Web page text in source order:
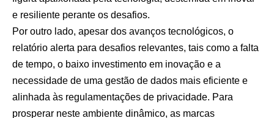
e resiliente perante os desafios.
Por outro lado, apesar dos avanços tecnológicos, o
relatório alerta para desafios relevantes, tais como a falta
de tempo, o baixo investimento em inovação e a
necessidade de uma gestão de dados mais eficiente e
alinhada às regulamentações de privacidade. Para
prosperar neste ambiente dinâmico, as marcas